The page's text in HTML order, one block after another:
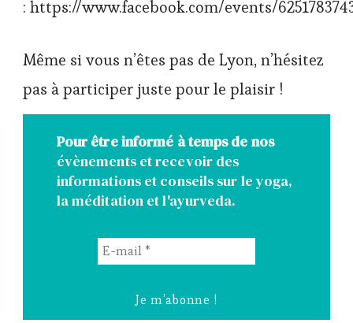
: https://www.facebook.com/events/
Même si vous n’êtes pas de Lyon, n’hésitez
pas à participer juste pour le plaisir !
Pour être informé à temps de nos
évènements et recevoir des
informations et conseils sur le yoga,
la méditation et l'ayurveda.
*